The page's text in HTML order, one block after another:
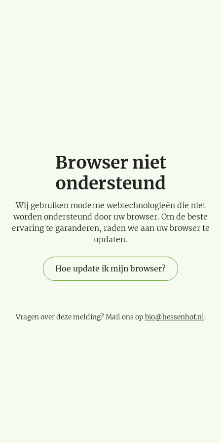
Browser niet
ondersteund
Wij gebruiken moderne webtechnologieën die niet
worden ondersteund door uw browser. Om de beste
ervaring te garanderen, raden we aan uw browser te
updaten.
Hoe update ik mijn browser?
Vragen over deze melding? Mail ons op bio@hessenhof.nl.